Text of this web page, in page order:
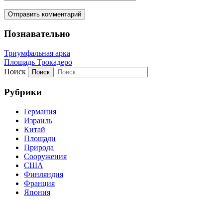
Познавательно
Триумфальная арка
Площадь Трокадеро
Поиск
Рубрики
Германия
Израиль
Китай
Площади
Природа
Сооружения
США
Финляндия
Франция
Япония